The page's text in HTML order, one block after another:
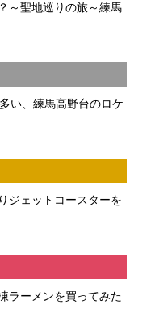
～聖地巡りの旅～練馬
い、練馬高野台のロケ
ジェットコースターを
ラーメンを買ってみた